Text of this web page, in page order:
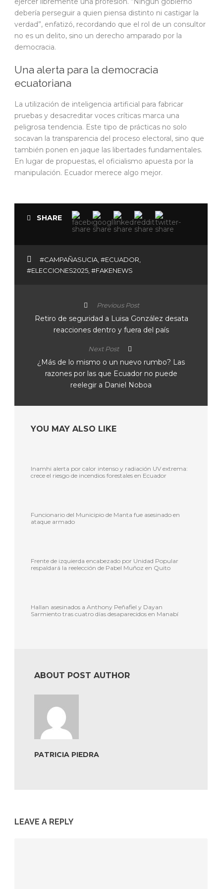
debería perseguir a quien piensa distinto ni castigar la
verdad”, enfatizó, recordando que el rol de un consultor
no es un delito, sino un derecho amparado por la
democracia.
Una alerta para la democracia
ecuatoriana
La utilización de inteligencia artificial para fabricar
pruebas y desacreditar voces críticas marca una
peligrosa tendencia. Este tipo de prácticas no solo
socavan la transparencia del proceso electoral, sino que
también ponen en jaque las libertades fundamentales.
En lugar de propuestas, el oficialismo apuesta por la
manipulación. Ecuador merece algo mejor.
SHARE
#CAMPAÑASUCIA #ECUADOR
#ELECCIONES2025 #FAKENEWS
Previous Post
Retiro de seguridad a Luisa González desata
reacciones dentro y fuera del país
Next Post
¿Más de lo mismo o un nuevo rumbo? Las
razones por las que Ecuador no puede
reelegir a Daniel Noboa
YOU MAY ALSO LIKE
Inamhi alerta por calor intenso y radiación UV extrema:
crece el riesgo de incendios forestales en Ecuador
Funcionario del Municipio de Manta fue asesinado en
ataque armado
Frente de izquierda encabezado por Unidad Popular
respaldará la reelección de Pabel Muñoz en Quito
Hallan asesinados a Anthony Peñafiel y Dayan
Sarmiento tras cuatro días desaparecidos en Manabí
ABOUT POST AUTHOR
PATRICIA PIEDRA
LEAVE A REPLY